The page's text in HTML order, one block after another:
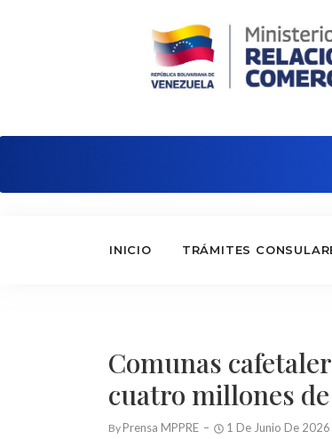
INICIO TRÁMITES
Comunas
cuatro millones
By Prensa MPPRE 1 De Junio De 2026